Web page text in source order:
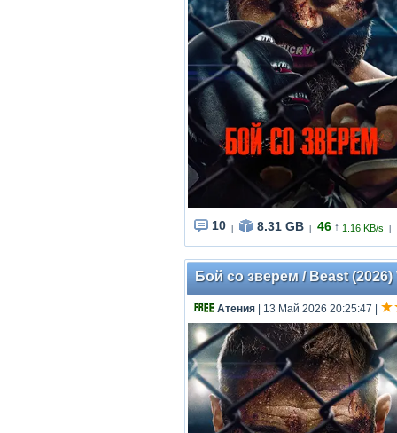
10 8.31 GB 46 ↑ 1.16 KB/s
Бой со зверем / Beast
Атения | 13 Май 2026 20:25:47